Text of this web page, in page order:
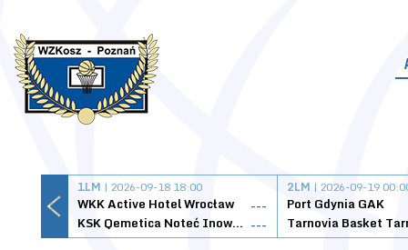
1LM | 2026-09-18 18:00
WKK Active Hotel Wrocław
---
KSK Qemetica Noteć Inowrocław ---
2LM | 2026-09-19
Port Gdynia GAK